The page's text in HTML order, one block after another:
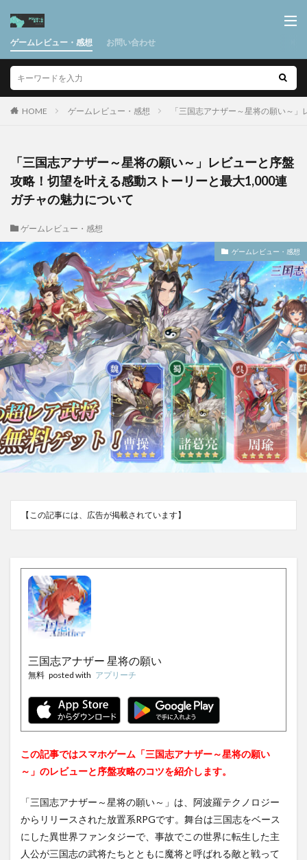
ゲームレビュー・感想 お問い合わせ
HOME ゲームレビュー・感想 「三国志アナザー～星将の願い～
「三国志アナザー～星将の願い～」レビューと序盤
攻略！切望を叶える感動ストーリーと最大1,000連
ガチャの魅力について
ゲームレビュー・感想
ゲームレビュー・感想
【この記事には、広告が掲載されています】
三国志アナザー 星将の願い
無料 posted with アプリーチ
この記事ではスマホゲーム「三国志アナザー～星将の願い
～」のレビューと序盤攻略のコツを紹介します。
「三国志アナザー～星将の願い～」は、阿波羅テクノロジー
からリリースされた放置系RPGです。舞台は三国志をベース
にした異世界ファンタジーで、事故でこの世界に転生した主
人公が三国志の武将たちとともに魔将と呼ばれる敵と戦って